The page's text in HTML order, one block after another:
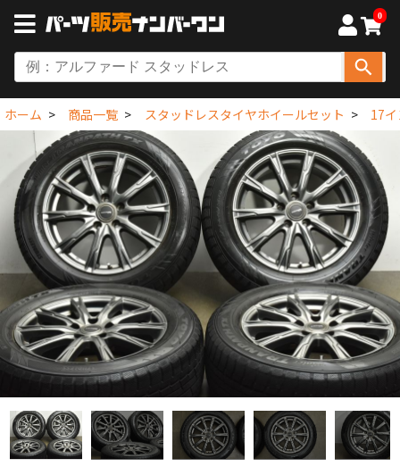
0
ホーム 商品一覧 スタッドレスタイヤホイールセット 17